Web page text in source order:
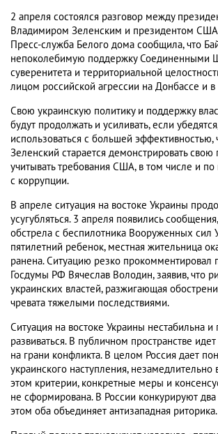
2 апреля состоялся разговор между
Владимиром Зеленским и президентом
Пресс-​служба Белого дома сообщила, что
непоколебимую поддержку Соединенными
суверенитета и территориальной
лицом российской агрессии на Донбассе и
Свою украинскую политику и поддержку
будут продолжать и усиливать, если
использоваться с большей эффективностью,
Зеленский старается демонстрировать свою
учитывать требования США, в том числе и
с коррупции.
В апреле ситуация на востоке Украины
усугубляться. 3 апреля появились
обстрела с беспилотника Вооруженных сил
пятилетний ребенок, местная жительница
ранена. Ситуацию резко прокомментировал
Госдумы РФ Вячеслав Володин, заявив, что
украинских властей, разжигающая
чревата тяжелыми последствиями.
Ситуация на востоке Украины нестабильна
развиваться. В публичном пространстве
на грани конфликта. В целом Россия дает
украинского наступления,
этом критерии, конкретные меры и
не сформирована. В России конкурируют
этом оба объединяет антизападная риторика.